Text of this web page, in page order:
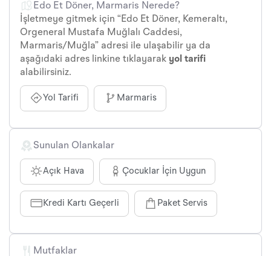
Edo Et Döner, Marmaris Nerede?
İşletmeye gitmek için “Edo Et Döner, Kemeraltı,
Orgeneral Mustafa Muğlalı Caddesi,
Marmaris/Muğla” adresi ile ulaşabilir ya da
aşağıdaki adres linkine tıklayarak yol tarifi
alabilirsiniz.
Yol Tarifi Marmaris
Sunulan Olankalar
Açık Hava Çocuklar İçin Uygun
Kredi Kartı Geçerli Paket Servis
Mutfaklar